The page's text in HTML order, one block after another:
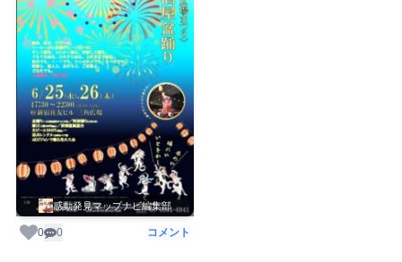
感動発見マップナビ編集部
0 0 コメント